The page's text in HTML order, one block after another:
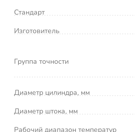
Стандарт
Изготовитель
Группа точности
Диаметр цилиндра, мм
Диаметр штока, мм
Рабочий диапазон температур